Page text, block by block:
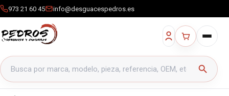
973 21 60 45 info@desguacespedros.es
Buscar productos
search